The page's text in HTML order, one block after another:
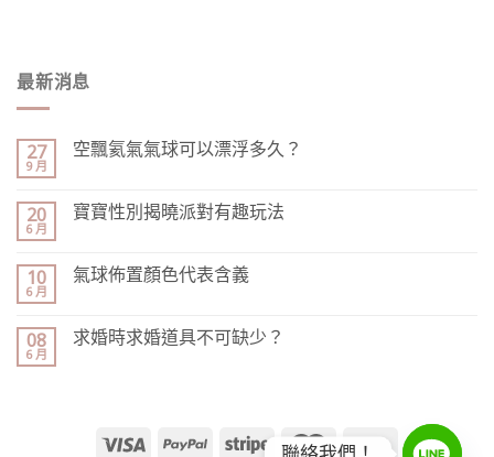
最新消息
27
9 月
空飄氦氣氣球可以漂浮多久？
20
6 月
寶寶性別揭曉派對有趣玩法
10
6 月
氣球佈置顏色代表含義
08
6 月
求婚時求婚道具不可缺少？